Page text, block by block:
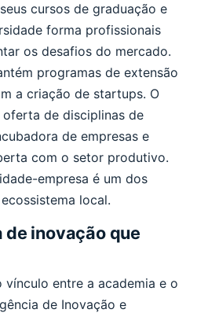
cursos de graduação e
forma profissionais
os desafios do mercado.
programas de extensão
a criação de startups. O
oferta de disciplinas de
de empresas e
com o setor produtivo.
empresa é um dos
local.
de inovação que
entre a academia e o
de Inovação e